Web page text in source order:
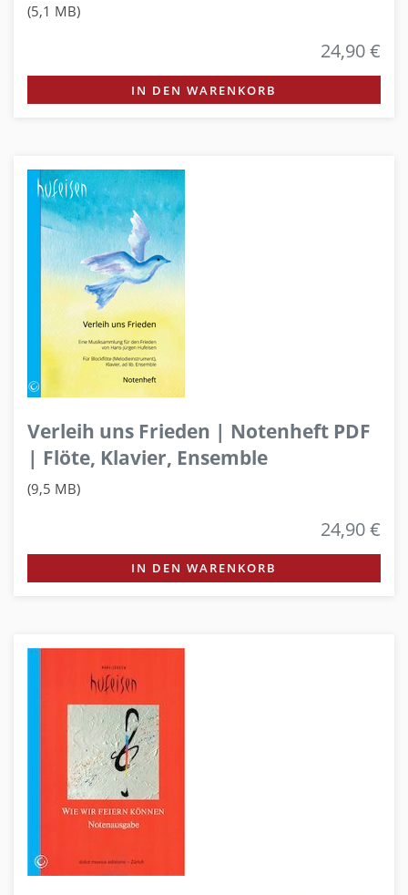
(5,1 MB)
24,90 €
IN DEN WARENKORB
Verleih uns Frieden | Notenheft PDF
| Flöte, Klavier, Ensemble
(9,5 MB)
24,90 €
IN DEN WARENKORB